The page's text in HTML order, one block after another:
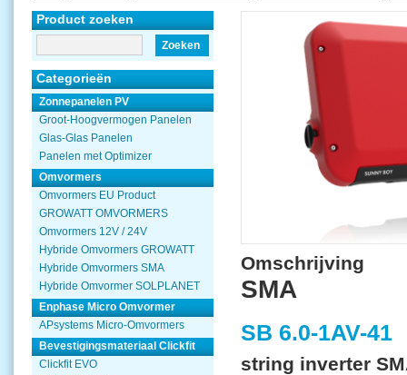
Product zoeken
Zoeken
Categorieën
Zonnepanelen PV
Groot-Hoogvermogen Panelen
Glas-Glas Panelen
Panelen met Optimizer
Omvormers
Omvormers EU Product
GROWATT OMVORMERS
Omvormers 12V / 24V
Hybride Omvormers GROWATT
Hybride Omvormers SMA
Hybride Omvormer SOLPLANET
Enphase Micro Omvormer
APsystems Micro-Omvormers
Bevestigingsmateriaal Clickfit
Clickfit EVO
Omschrijving
SMA
SB 6.0-1AV-41
string inverter